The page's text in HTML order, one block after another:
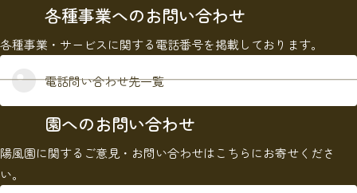
各種事業へのお問い合わせ
各種事業・サービスに関する電話番号を掲載しております。
電話問い合わせ先一覧
園へのお問い合わせ
陽風園に関するご意見・お問い合わせはこちらにお寄せくださ
い。